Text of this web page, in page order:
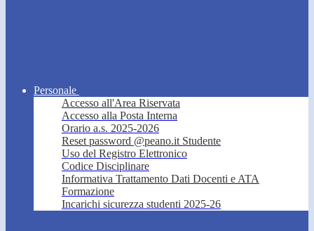
Personale
Accesso all'Area Riservata
Accesso alla Posta Interna
Orario a.s. 2025-2026
Reset password @peano.it Studente
Uso del Registro Elettronico
Codice Disciplinare
Informativa Trattamento Dati Docenti e ATA
Formazione
Incarichi sicurezza studenti 2025-26